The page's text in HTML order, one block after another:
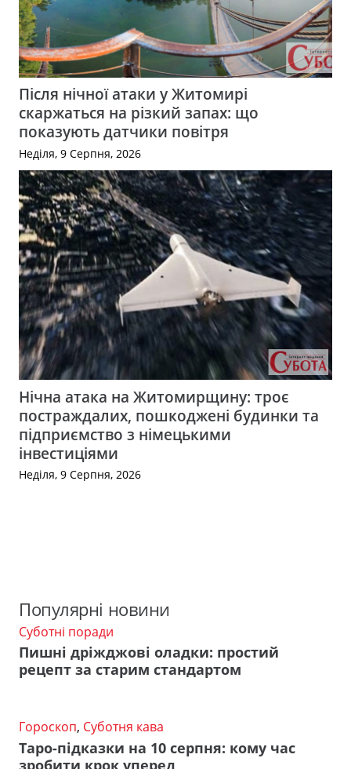
Після нічної атаки у Житомирі
скаржаться на різкий запах: що
показують датчики повітря
Неділя, 9 Серпня, 2026
Нічна атака на Житомирщину: троє
постраждалих, пошкоджені будинки та
підприємство з німецькими
інвестиціями
Неділя, 9 Серпня, 2026
Популярні новини
Суботні поради
Пишні дріжджові оладки: простий
рецепт за старим стандартом
Гороскоп, Суботня кава
Таро-підказки на 10 серпня: кому час
зробити крок уперед